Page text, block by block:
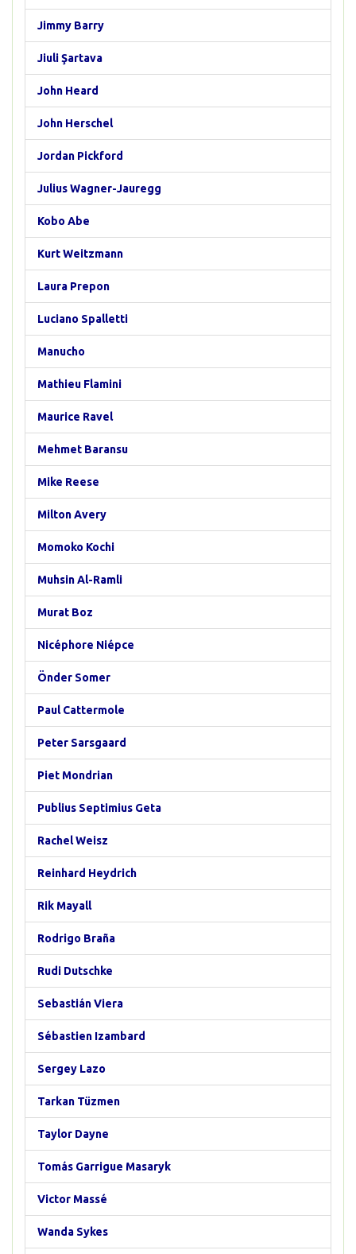
Jimmy Barry
Jiuli Şartava
John Heard
John Herschel
Jordan Pickford
Julius Wagner-Jauregg
Kobo Abe
Kurt Weitzmann
Laura Prepon
Luciano Spalletti
Manucho
Mathieu Flamini
Maurice Ravel
Mehmet Baransu
Mike Reese
Milton Avery
Momoko Kochi
Muhsin Al-Ramli
Murat Boz
Nicéphore Niépce
Önder Somer
Paul Cattermole
Peter Sarsgaard
Piet Mondrian
Publius Septimius Geta
Rachel Weisz
Reinhard Heydrich
Rik Mayall
Rodrigo Braña
Rudi Dutschke
Sebastián Viera
Sébastien Izambard
Sergey Lazo
Tarkan Tüzmen
Taylor Dayne
Tomás Garrigue Masaryk
Victor Massé
Wanda Sykes